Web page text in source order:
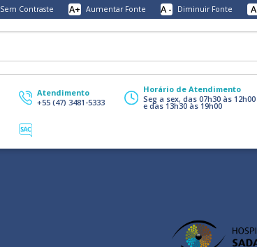
Sem Contraste A+ Aumentar Fonte A - Diminuir Fonte A
Atendimento
+55 (47) 3481-5333
Horário de Atendimento
Seg a sex, das 07h30 às 12h00
e das 13h30 às 19h00